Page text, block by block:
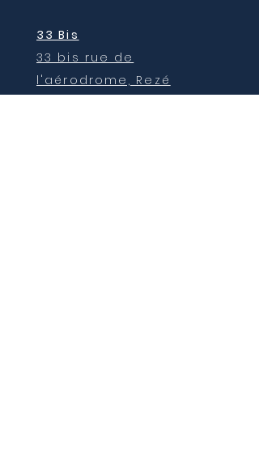
33 Bis
33 bis rue de
l'aérodrome, Rezé